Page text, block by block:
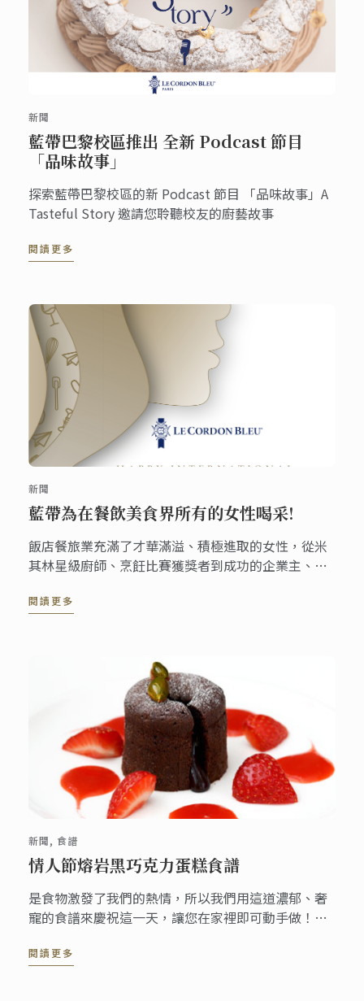
新聞
藍帶巴黎校區推出 全新 Podcast 節目
「品味故事」
探索藍帶巴黎校區的新 Podcast 節目 「品味故事」A
Tasteful Story 邀請您聆聽校友的廚藝故事
閱讀更多
新聞
藍帶為在餐飲美食界所有的女性喝采!
飯店餐旅業充滿了才華滿溢、積極進取的女性，從米
其林星級廚師、烹飪比賽獲獎者到成功的企業主、企
多出色的廚師和酒店專業人士，如今，她們已經取得
閱讀更多
新聞, 食譜
情人節熔岩黑巧克力蛋糕食譜
是食物激發了我們的熱情，所以我們用這道濃郁、奢
寵的食譜來慶祝這一天，讓您在家裡即可動手做！這
合約會之夜。
閱讀更多